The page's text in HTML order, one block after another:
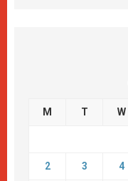
M T W
2 3 4